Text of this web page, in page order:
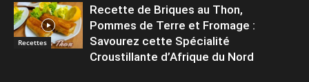
Recettes
Recette de Briques au Thon,
Pommes de Terre et Fromage :
Savourez cette Spécialité
Croustillante d’Afrique du Nord